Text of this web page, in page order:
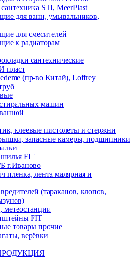
STI, MeerPlast
для ванн, умывальников,
для смесителей
к радиаторам
сантехнические
пласт
(пр-во Китай), Loffrey
машин
клеевые пистолеты и стержни
запасные камеры, подшипники
FIT
г.Иваново
пленка, лента малярная и
(тараканов, клопов,
метеостанции
FIT
товары прочие
верёвки